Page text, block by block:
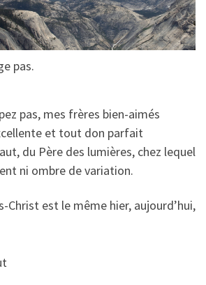
pas.
pas, mes frères bien-aimés
et tout don parfait
du Père des lumières, chez lequel
ni ombre de variation.
Christ est le même hier, aujourd’hui,